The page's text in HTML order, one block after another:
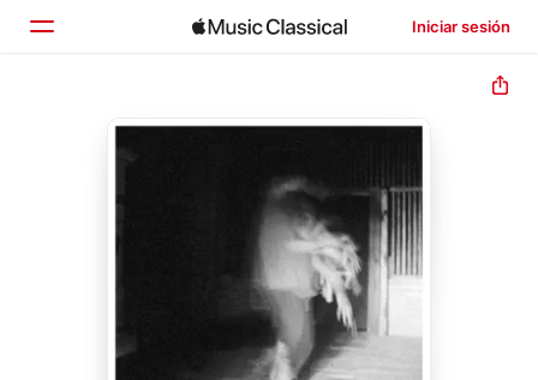
Iniciar sesión
Inicio